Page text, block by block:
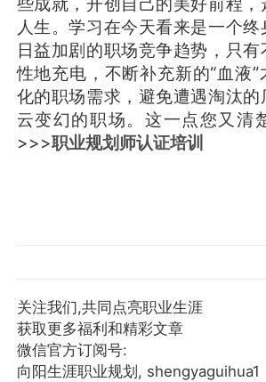
人生。学习在今天看来是一个
日益加剧的职场竞争趋势，只
性地充电，不断补充新的“血液
化的职场需求，避免遭遇淘汰
云变幻的职场。这一点您又清
>>>职业规划师认证培训
关注我们,共同点亮职业生涯
获取更多福利和精彩文章
微信官方订阅号:
向阳生涯职业规划, shengyaguihua1